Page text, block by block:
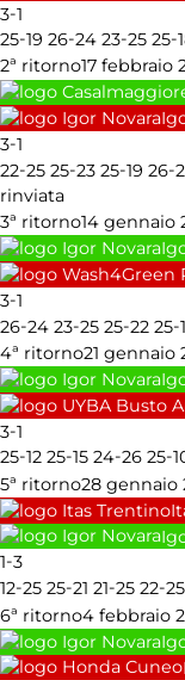
3-1
25-19 26-24 23-25 25-
2ª ritorno17 febbraio
3-1
22-25 25-23 25-19 26-
rinviata
3ª ritorno14 gennaio
3-1
26-24 23-25 25-22 25-
4ª ritorno21 gennaio
3-1
25-12 25-15 24-26 25-
5ª ritorno28 gennaio
1-3
12-25 25-21 21-25 22-25
6ª ritorno4 febbraio